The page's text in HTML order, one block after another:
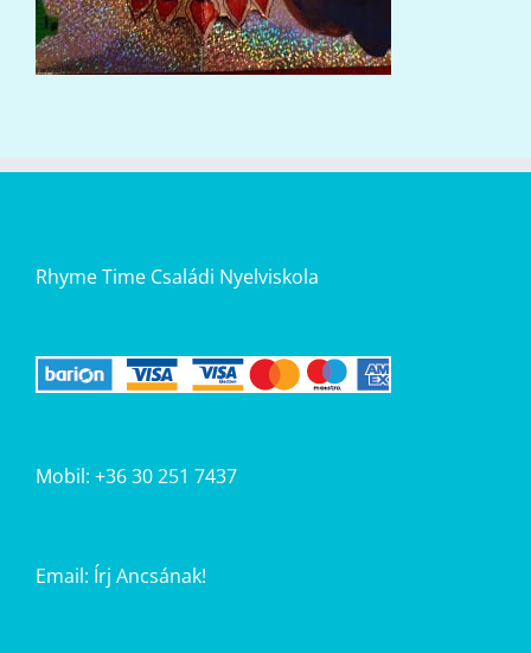
Rhyme Time Családi Nyelviskola
Mobil: +36 30 251 7437
Email: Írj Ancsának!